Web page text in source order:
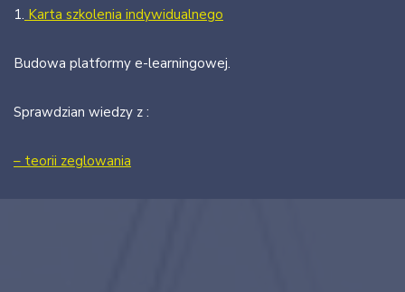
1. Karta szkolenia indywidualnego
Budowa platformy e-learningowej.
Sprawdzian wiedzy z :
– teorii zeglowania